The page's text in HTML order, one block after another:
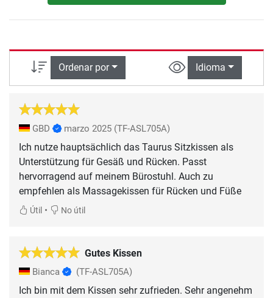
Ordenar por Idioma
GBD marzo 2025 (TF-ASL705A)
Ich nutze hauptsächlich das Taurus Sitzkissen als
Unterstützung für Gesäß und Rücken. Passt
hervorragend auf meinem Bürostuhl. Auch zu
empfehlen als Massagekissen für Rücken und Füße
Útil • No útil
Gutes Kissen
Bianca (TF-ASL705A)
Ich bin mit dem Kissen sehr zufrieden. Sehr angenehm